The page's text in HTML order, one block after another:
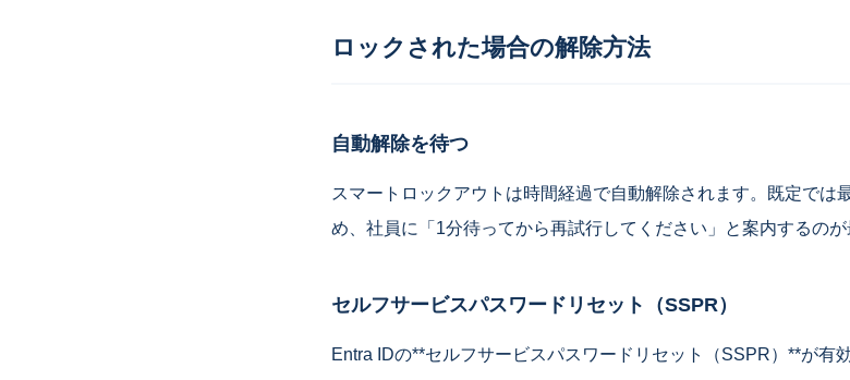
ロックされた場合の解除方法
自動解除を待つ
スマートロックアウトは時間経過で自動解除されます。既定では
め、社員に「1分待ってから再試行してください」と案内するのが
セルフサービスパスワードリセット（SSPR）
Entra IDの**セルフサービスパスワードリセット（SSPR）**が有